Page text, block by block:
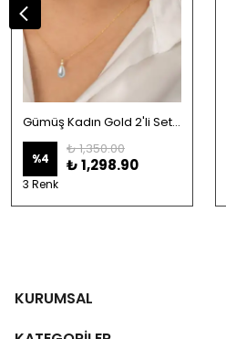
Gümüş Kadın Gold 2'li Set İnci Kolye Ve Anne Küpe 8x12 mm
%4
₺ 1,350.00
₺ 1,298.90
3 Renk
KURUMSAL